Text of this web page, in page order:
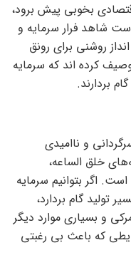
بخوبی پیش برود،
شاهد فرار سرمایه و
روشنی برای رونق
کرده اند که سرمایه
بردارند.
و ناامیدی
خلق الساعه،
اگر بتوانیم سرمایه
تولید گام بردارد،
و بسیاری موارد دیگر
که باعث بی رغبتی